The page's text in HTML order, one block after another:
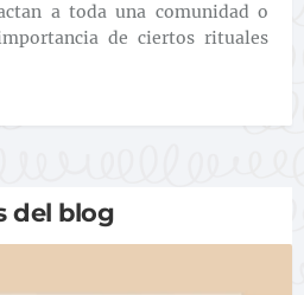
a toda una comunidad o
de ciertos rituales
del blog